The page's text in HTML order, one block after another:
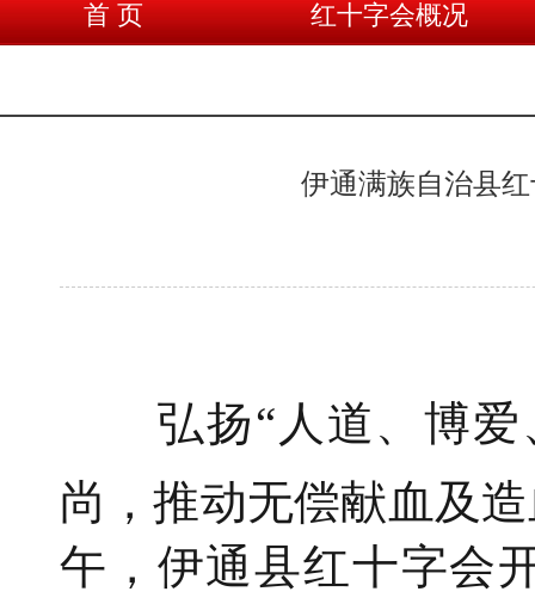
首 页 红十字会概况
伊通满族自治县
弘扬“人道、博
尚，推动无偿献血及
午，伊通县红十字会